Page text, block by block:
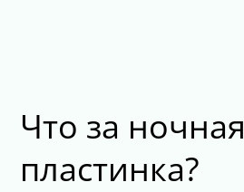
Что за ночная
пластинка?